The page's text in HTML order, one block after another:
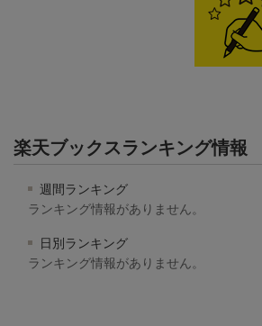
楽天ブックスランキング情報
週間ランキング
ランキング情報がありません。
日別ランキング
ランキング情報がありません。